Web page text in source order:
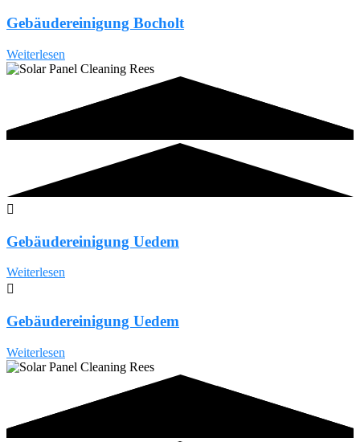
Gebäudereinigung Bocholt
Weiterlesen
Gebäudereinigung Uedem
Weiterlesen
Gebäudereinigung Uedem
Weiterlesen